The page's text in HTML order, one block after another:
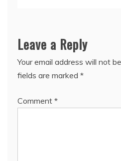
Leave a Reply
Your email address will not
fields are marked *
Comment *